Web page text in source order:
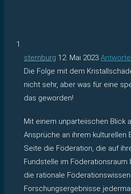
sternburg 12. Mai 2023
Die Folge mit dem
nicht sehr, aber was für eine
das geworden!
Mit einem unparteiischen Blick
Ansprüche an ihrem kulturellen
Seite die Föderation, die auf
Fundstelle im
die rationale
Forschungsergebnisse